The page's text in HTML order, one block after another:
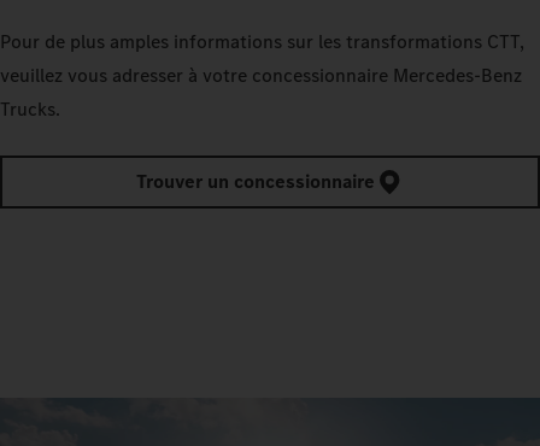
Pour de plus amples informations sur les transformations CTT,
veuillez vous adresser à votre concessionnaire Mercedes‑Benz
Trucks.
Trouver un concessionnaire